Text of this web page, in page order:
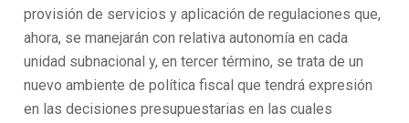
provisión de servicios y aplicación de regulaciones que,
ahora, se manejarán con relativa autonomía en cada
unidad subnacional y, en tercer término, se trata de un
nuevo ambiente de política fiscal que tendrá expresión
en las decisiones presupuestarias en las cuales